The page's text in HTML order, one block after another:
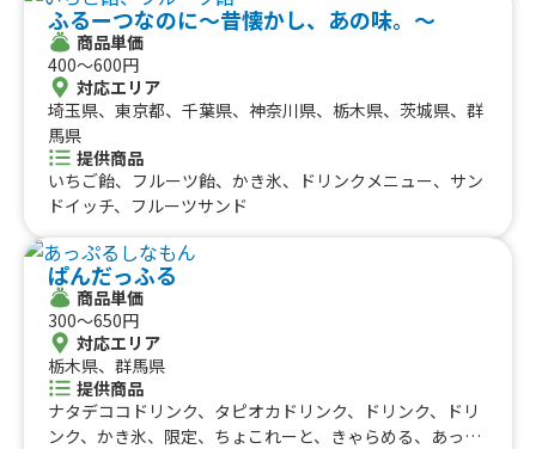
ふるーつなのに〜昔懐かし、あの味。〜
商品単価
400〜600円
対応エリア
埼玉県、東京都、千葉県、神奈川県、栃木県、茨城県、群
馬県
提供商品
いちご飴、フルーツ飴、かき氷、ドリンクメニュー、サン
ドイッチ、フルーツサンド
ぱんだっふる
商品単価
300〜650円
対応エリア
栃木県、群馬県
提供商品
ナタデココドリンク、タピオカドリンク、ドリンク、ドリ
ンク、かき氷、限定、ちょこれーと、きゃらめる、あっぷ